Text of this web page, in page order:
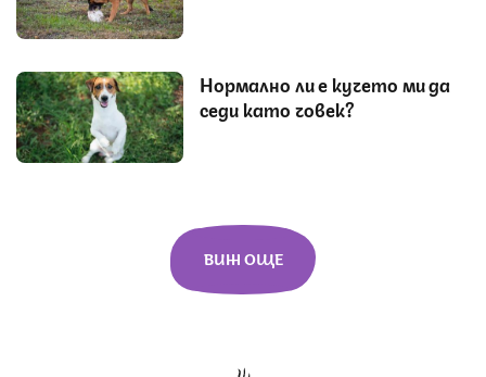
Нормално ли е кучето ми да
седи като човек?
ВИЖ ОЩЕ